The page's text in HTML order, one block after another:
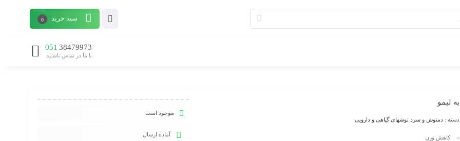
سبد خرید 0
38479973
051
با ما در تماس باشـید
به لیمو
دسته :دمنوش و سرد نوشهای گیاهی و دارویی
کاهش وزن
موجود است
آماده ارسال